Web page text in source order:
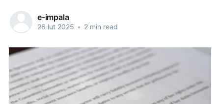
e-impala
26 lut 2025 • 2 min read